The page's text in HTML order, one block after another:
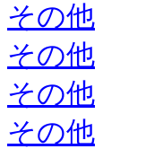
その他
その他
その他
その他